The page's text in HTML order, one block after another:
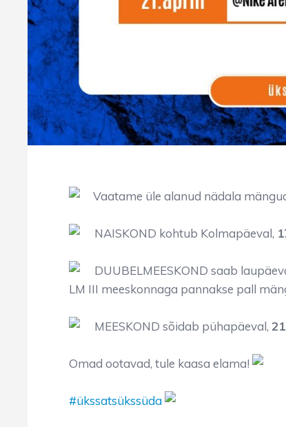
Vaatame üle alanud nädala
NAISKOND kohtub Kolmapäeval,
DUUBELMEESKOND saab
LM III meeskonnaga pannakse pall
MEESKOND sõidab pühapäeval,
Omad ootavad, tule kaasa elama!
#ükssatsükssüda